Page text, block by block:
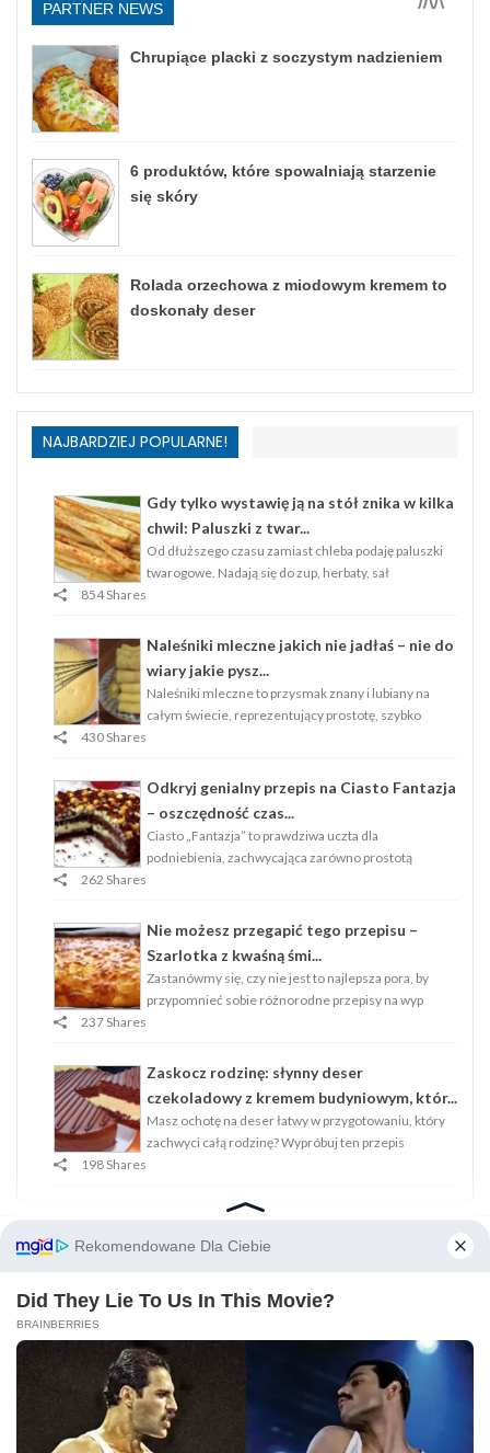
NAJBARDZIEJ POPULARNE!
Gdy tylko wystawię ją na stół znika w kilka
chwil: Paluszki z twar...
Od dłuższego czasu zamiast chleba podaję paluszki
twarogowe. Nadają się do zup, herbaty, sał
854 Shares
Naleśniki mleczne jakich nie jadłaś – nie do
wiary jakie pysz...
Naleśniki mleczne to przysmak znany i lubiany na
całym świecie, reprezentujący prostotę, szybko
430 Shares
Odkryj genialny przepis na Ciasto Fantazja
– oszczędność czas...
Ciasto „Fantazja” to prawdziwa uczta dla
podniebienia, zachwycająca zarówno prostotą
262 Shares
Nie możesz przegapić tego przepisu –
Szarlotka z kwaśną śmi...
Zastanówmy się, czy nie jest to najlepsza pora, by
przypomnieć sobie różnorodne przepisy na wyp
237 Shares
Zaskocz rodzinę: słynny deser
czekoladowy z kremem budyniowym, któr...
Masz ochotę na deser łatwy w przygotowaniu, który
zachwyci całą rodzinę? Wypróbuj ten przepis
198 Shares
Oświadczenie O Ochronie Prywatności (EU)
© 2022 - krysiagotuje.pl - Wszelkie prawa zastrzeżone